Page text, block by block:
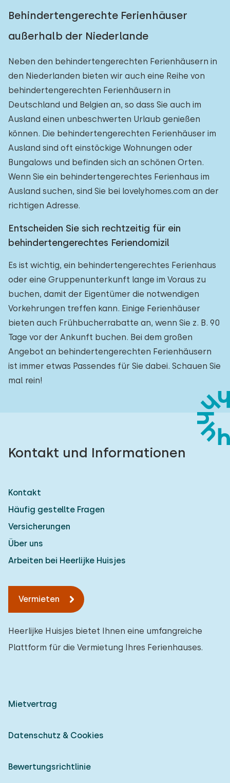
Behindertengerechte Ferienhäuser
außerhalb der Niederlande
Neben den behindertengerechten Ferienhäusern in
den Niederlanden bieten wir auch eine Reihe von
behindertengerechten Ferienhäusern in
Deutschland und Belgien an, so dass Sie auch im
Ausland einen unbeschwerten Urlaub genießen
können. Die behindertengerechten Ferienhäuser im
Ausland sind oft einstöckige Wohnungen oder
Bungalows und befinden sich an schönen Orten.
Wenn Sie ein behindertengerechtes Ferienhaus im
Ausland suchen, sind Sie bei lovelyhomes.com an der
richtigen Adresse.
Entscheiden Sie sich rechtzeitig für ein
behindertengerechtes Feriendomizil
Es ist wichtig, ein behindertengerechtes Ferienhaus
oder eine Gruppenunterkunft lange im Voraus zu
buchen, damit der Eigentümer die notwendigen
Vorkehrungen treffen kann. Einige Ferienhäuser
bieten auch Frühbucherrabatte an, wenn Sie z. B. 90
Tage vor der Ankunft buchen. Bei dem großen
Angebot an behindertengerechten Ferienhäusern
ist immer etwas Passendes für Sie dabei. Schauen Sie
mal rein!
Kontakt und Informationen
Kontakt
Häufig gestellte Fragen
Versicherungen
Über uns
Arbeiten bei Heerlijke Huisjes
Vermieten
Heerlijke Huisjes bietet Ihnen eine umfangreiche
Plattform für die Vermietung Ihres Ferienhauses.
Mietvertrag
Datenschutz & Cookies
Bewertungsrichtlinie